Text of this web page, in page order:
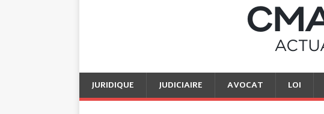
JURIDIQUE JUDICIAIRE AVOCAT LOI